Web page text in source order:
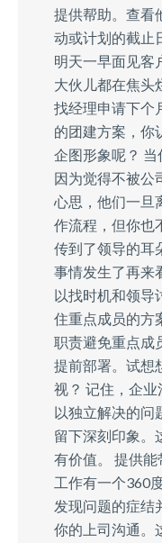
提供帮助。查看
动或计划的截止
明天一早面见客
大伙儿都在焦头
找经理申请下个
的团建方案，你
企图形象呢？
因为觉得不被公
心思，他们一旦
作流程，但你也
传到了领导的耳
事情发生了再来
以找时机和领导
住重点成员的方
职责避免重点成
提前部署。试想
视？ 记住，企
以独立解决的问
留下深刻印象。
有价值。 提供
工作有一个360
发现问题的症结
你的上司沟通。